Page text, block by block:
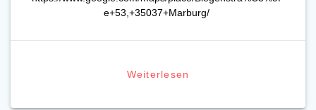
e+53,+35037+Marburg/
Weiterlesen